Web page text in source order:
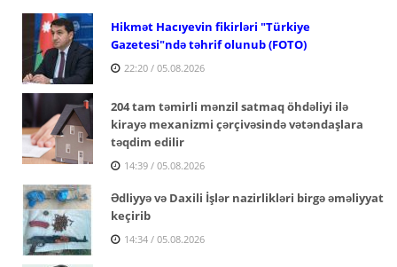
Hikmət Hacıyevin fikirləri "Türkiye
Gazetesi"ndə təhrif olunub (FOTO)
22:20 / 05.08.2026
204 tam təmirli mənzil satmaq öhdəliyi ilə
kirayə mexanizmi çərçivəsində vətəndaşlara
təqdim edilir
14:39 / 05.08.2026
Ədliyyə və Daxili İşlər nazirlikləri birgə əməliyyat
keçirib
14:34 / 05.08.2026